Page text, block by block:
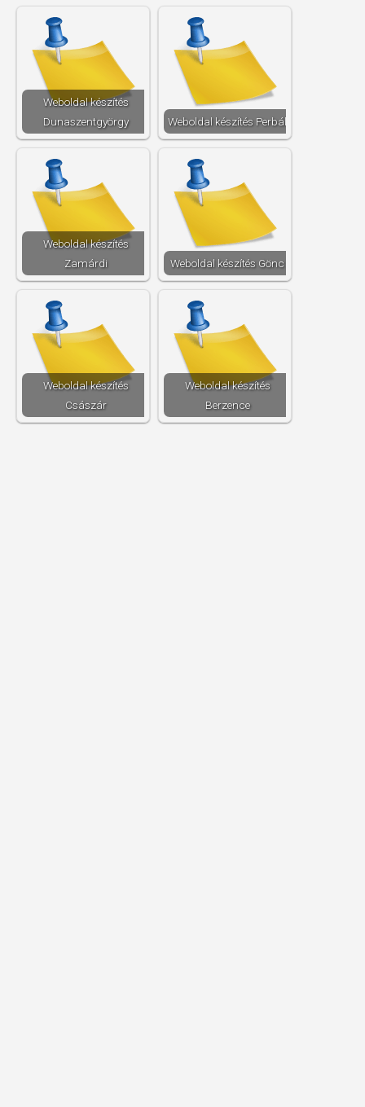
Weboldal készítés​
Dunaszentgyörgy
Weboldal készítés​ Perbál
Weboldal készítés​
Zamárdi
Weboldal készítés​ Gönc
Weboldal készítés​
Császár
Weboldal készítés​
Berzence